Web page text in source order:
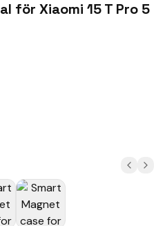
för Xiaomi 15 T Pro 5